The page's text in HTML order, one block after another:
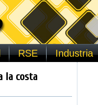
RSE Industria
la costa